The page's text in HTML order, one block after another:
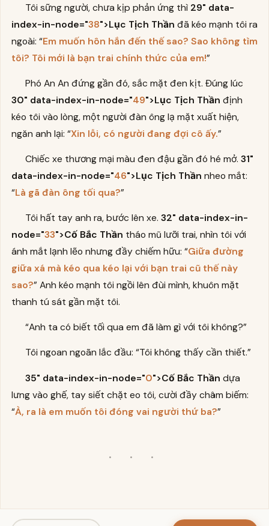
Tôi sững người, chưa kịp phản ứng thì 29" data-
index-in-node="38">Lục Tịch Thần đã kéo mạnh tôi ra
ngoài: “Em muốn hôn hắn đến thế sao? Sao không tìm
tôi? Tôi mới là bạn trai chính thức của em!”
Phó An An đứng gần đó, sắc mặt đen kịt. Đúng lúc
30" data-index-in-node="49">Lục Tịch Thần định
kéo tôi vào lòng, một người đàn ông lạ mặt xuất hiện,
ngăn anh lại: “Xin lỗi, có người đang đợi cô ấy.”
Chiếc xe thương mại màu đen đậu gần đó hé mở.31"
data-index-in-node="46">Lục Tịch Thần nheo mắt:
“Là gã đàn ông tối qua?”
Tôi hất tay anh ra, bước lên xe.32" data-index-in-
node="33">Cố Bắc Thần tháo mũ lưỡi trai, nhìn tôi với
ánh mắt lạnh lẽo nhưng đầy chiếm hữu: “Giữa đường
giữa xá mà kéo qua kéo lại với bạn trai cũ thế này
sao?” Anh kéo mạnh tôi ngồi lên đùi mình, khuôn mặt
thanh tú sát gần mặt tôi.
“Anh ta có biết tối qua em đã làm gì với tôi không?”
Tôi ngoan ngoãn lắc đầu: “Tôi không thấy cần thiết.”
35" data-index-in-node="0">Cố Bắc Thần dựa
lưng vào ghế, tay siết chặt eo tôi, cười đầy châm biếm:
“À, ra là em muốn tôi đóng vai người thứ ba?”
· · ·